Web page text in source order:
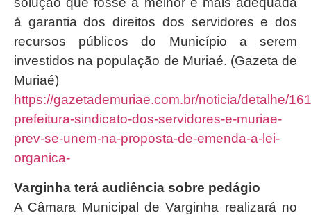
à garantia dos direitos dos servidores e dos
recursos públicos do Município a serem
investidos na população de Muriaé. (Gazeta de
Muriaé)
https://gazetademuriae.com.br/noticia/detalhe/
prefeitura-sindicato-dos-servidores-e-muriae-
prev-se-unem-na-proposta-de-emenda-a-lei-
organica-
Varginha terá audiência sobre pedágio
A Câmara Municipal de Varginha realizará no